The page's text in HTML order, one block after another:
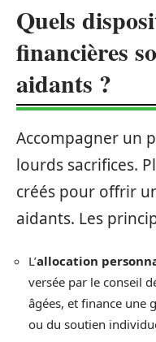
Quels
financières
aidants ?
Accompagner un
lourds sacrifices.
créés pour offrir
aidants. Les
L’allocation
versée par le conseil
âgées, et finance une
ou du soutien